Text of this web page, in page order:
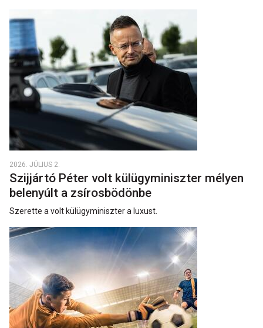
2026. JÚLIUS 2.
Szijjártó Péter volt külügyminiszter mélyen
belenyúlt a zsírosbödönbe
Szerette a volt külügyminiszter a luxust.